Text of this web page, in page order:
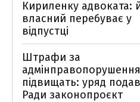
Кириленку адвоката:
власний перебуває у
відпустці
Штрафи за
адмінправопорушення
підвищать: уряд
Ради законопроєкт